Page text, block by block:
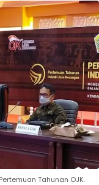
Tahunan OJK.